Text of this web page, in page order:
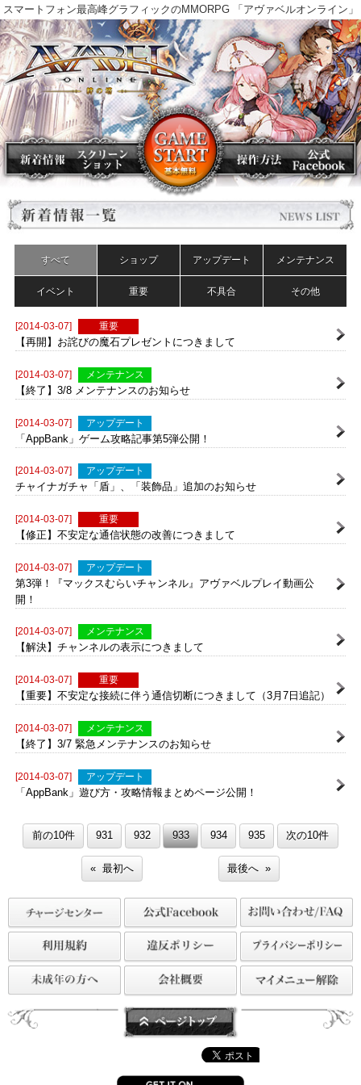
スマートフォン最高峰グラフィックのMMORPG 「アヴァベルオンラ
すべて ショップ アップデート メンテナンス
[2014-03-07] 重要
【再開】お詫びの魔石プレゼントにつきまして
[2014-03-07] メンテナンス
【終了】3/8 メンテナンスのお知らせ
「AppBank」ゲーム攻略記事第5弾公開！
チャイナガチャ「盾」、「装飾品」追加のお知らせ
【修正】不安定な通信状態の改善につきまして
[2014-03-07] アップデート
第3弾！『マックスむらいチャンネル』アヴァベルプレイ動画公
開！
[2014-03-07] メンテナンス
【解決】チャンネルの表示につきまして
[2014-03-07] 重要
【重要】不安定な接続に伴う通信切断につきまして（3月7日追記）
[2014-03-07] メンテナンス
【終了】3/7 緊急メンテナンスのお知らせ
[2014-03-07] アップデート
「AppBank」遊び方・攻略情報まとめページ公開！
前の10件 931 932 933 934 935 次の10件
« 最初へ 最後へ »